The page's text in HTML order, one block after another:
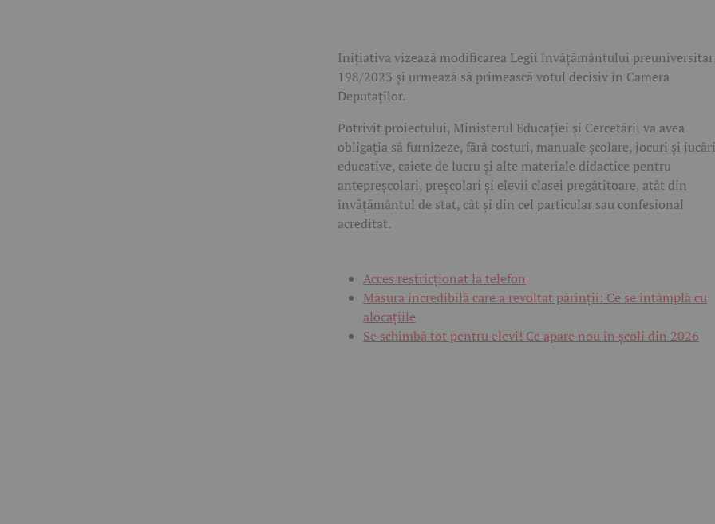
Inițiativa vizează modificarea Legii învățământului
198/2023 și urmează să primească votul decisiv în Camera
Deputaților.
Potrivit proiectului, Ministerul Educației și Cercetării va avea
obligația să furnizeze, fără costuri, manuale școlare, jocuri și
educative, caiete de lucru și alte materiale didactice pentru
antepreșcolari, preșcolari și elevii clasei pregătitoare, atât din
învățământul de stat, cât și din cel particular sau confesional
acreditat.
Acces restricționat la telefon
Măsura incredibilă care a revoltat părinții: Ce se întâmplă cu
alocațiile
Se schimbă tot pentru elevi! Ce apare nou în școli din 2026